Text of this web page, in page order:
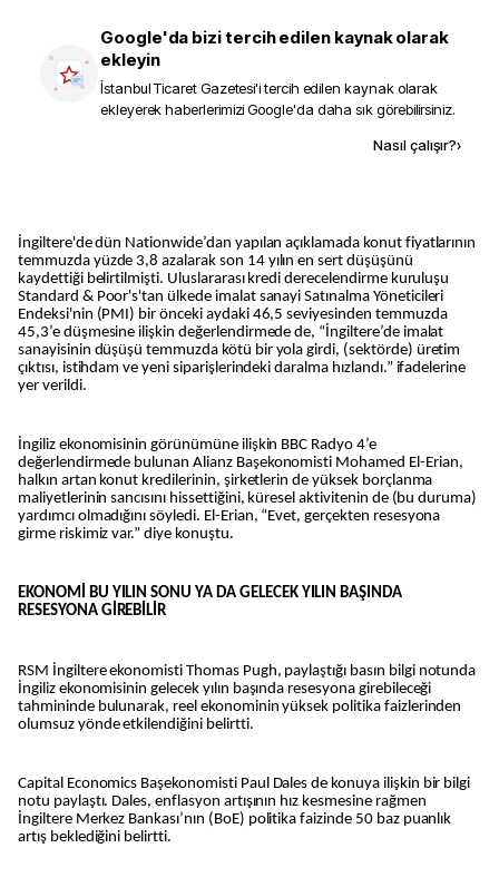
Google'da bizi tercih edilen kaynak olarak
ekleyin
İstanbul Ticaret Gazetesi'i tercih edilen kaynak olarak
ekleyerek haberlerimizi Google'da daha sık görebilirsiniz.
Nasıl çalışır?›
İngiltere'de dün Nationwide’dan yapılan açıklamada konut fiyatlarının
temmuzda yüzde 3,8 azalarak son 14 yılın en sert düşüşünü
kaydettiği belirtilmişti. Uluslararası kredi derecelendirme kuruluşu
Standard & Poor's'tan ülkede imalat sanayi Satınalma Yöneticileri
Endeksi'nin (PMI) bir önceki aydaki 46,5 seviyesinden temmuzda
45,3’e düşmesine ilişkin değerlendirmede de, “İngiltere’de imalat
sanayisinin düşüşü temmuzda kötü bir yola girdi, (sektörde) üretim
çıktısı, istihdam ve yeni siparişlerindeki daralma hızlandı.” ifadelerine
yer verildi.
İngiliz ekonomisinin görünümüne ilişkin BBC Radyo 4’e
değerlendirmede bulunan Alianz Başekonomisti Mohamed El-Erian,
halkın artan konut kredilerinin, şirketlerin de yüksek borçlanma
maliyetlerinin sancısını hissettiğini, küresel aktivitenin de (bu duruma)
yardımcı olmadığını söyledi. El-Erian, “Evet, gerçekten resesyona
girme riskimiz var.” diye konuştu.
EKONOMİ BU YILIN SONU YA DA GELECEK YILIN BAŞINDA
RESESYONA GİREBİLİR
RSM İngiltere ekonomisti Thomas Pugh, paylaştığı basın bilgi notunda
İngiliz ekonomisinin gelecek yılın başında resesyona girebileceği
tahmininde bulunarak, reel ekonominin yüksek politika faizlerinden
olumsuz yönde etkilendiğini belirtti.
Capital Economics Başekonomisti Paul Dales de konuya ilişkin bir bilgi
notu paylaştı. Dales, enflasyon artışının hız kesmesine rağmen
İngiltere Merkez Bankası’nın (BoE) politika faizinde 50 baz puanlık
artış beklediğini belirtti.